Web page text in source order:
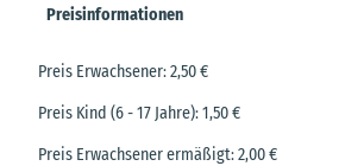
Preisinformationen
Preis Erwachsener: 2,50 €
Preis Kind (6 - 17 Jahre): 1,50 €
Preis Erwachsener ermäßigt: 2,00 €